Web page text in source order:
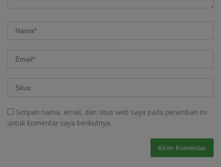
Simpan nama, email, dan situs web saya pada peramban ini
untuk komentar saya berikutnya.